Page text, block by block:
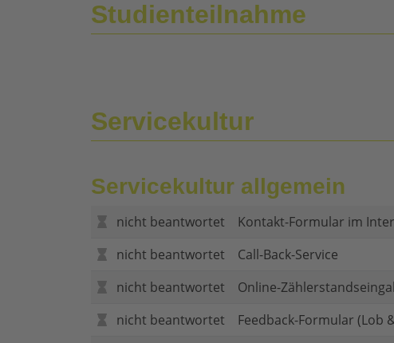
Studienteilnahme
Servicekultur
Servicekultur allgemein
nicht beantwortet
Kontakt-Formular im
nicht beantwortet
Call-Back-Service
nicht beantwortet
Online-
nicht beantwortet
Feedback-Formular (Lob